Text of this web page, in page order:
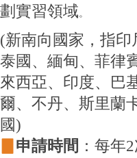
劃實習領域。
(新南向國家，指印
泰國、緬甸、菲律
來西亞、印度、巴
爾、不丹、斯里蘭
國)
申請時間 ：每年